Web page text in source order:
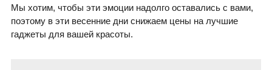
Мы хотим, чтобы эти эмоции надолго оставались с вами,
поэтому в эти весенние дни снижаем цены на лучшие
гаджеты для вашей красоты.